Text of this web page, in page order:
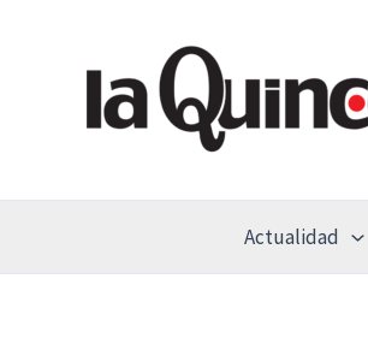
Actualidad